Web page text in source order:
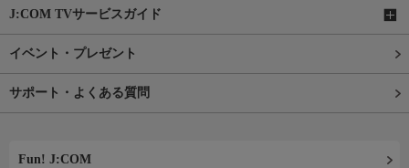
J:COM TVサービスガイド
イベント・プレゼント
サポート・よくある質問
Fun! J:COM